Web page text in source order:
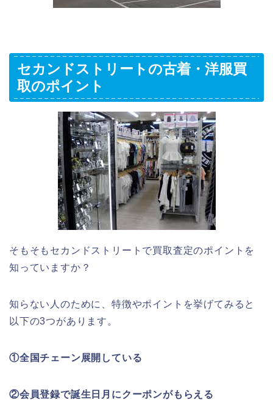
セカンドストリートの古着・洋服買
取のポイント
そもそもセカンドストリートで買取査定のポイントを
知っていますか？
知らない人のために、特徴やポイントを挙げてみると
以下の3つがあります。
①全国チェーン展開している
②会員登録で誕生日月にクーポンがもらえる